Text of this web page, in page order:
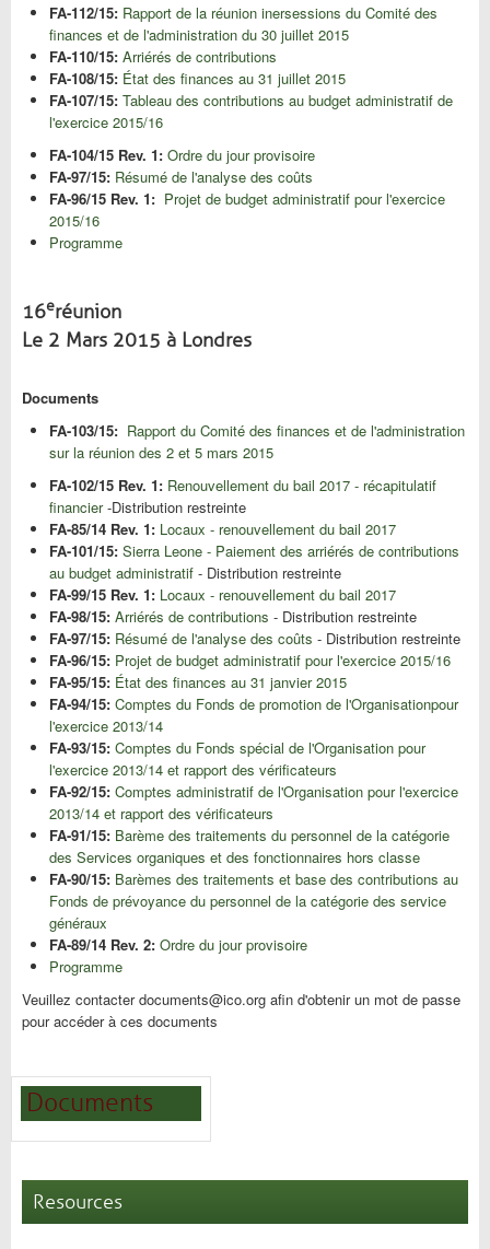
FA-112/15: Rapport de la réunion inersessions du Comité des
finances et de l'administration du 30 juillet 2015
FA-110/15: Arriérés de contributions
FA-108/15: État des finances au 31 juillet 2015
FA-107/15: Tableau des contributions au budget administratif de
l'exercice 2015/16
FA-104/15 Rev. 1: Ordre du jour provisoire
FA-97/15: Résumé de l'analyse des coûts
FA-96/15 Rev. 1: Projet de budget administratif pour l'exercice
2015/16
Programme
16eréunion
Le 2 Mars 2015 à Londres
Documents
FA-103/15: Rapport du Comité des finances et de l'administration
sur la réunion des 2 et 5 mars 2015
FA-102/15 Rev. 1: Renouvellement du bail 2017 - récapitulatif
financier-Distribution restreinte
FA-85/14 Rev. 1: Locaux - renouvellement du bail 2017
FA-101/15: Sierra Leone - Paiement des arriérés de contributions
au budget administratif - Distribution restreinte
FA-99/15 Rev. 1: Locaux - renouvellement du bail 2017
FA-98/15: Arriérés de contributions - Distribution restreinte
FA-97/15: Résumé de l'analyse des coûts - Distribution restreinte
FA-96/15: Projet de budget administratif pour l'exercice 2015/16
FA-95/15: État des finances au 31 janvier 2015
FA-94/15: Comptes du Fonds de promotion de l'Organisationpour
l'exercice 2013/14
FA-93/15: Comptes du Fonds spécial de l'Organisation pour
l'exercice 2013/14 et rapport des vérificateurs
FA-92/15: Comptes administratif de l'Organisation pour l'exercice
2013/14 et rapport des vérificateurs
FA-91/15: Barème des traitements du personnel de la catégorie
des Services organiques et des fonctionnaires hors classe
FA-90/15: Barèmes des traitements et base des contributions au
Fonds de prévoyance du personnel de la catégorie des service
généraux
FA-89/14 Rev. 2: Ordre du jour provisoire
Programme
Veuillez contacter documents@ico.org afin d'obtenir un mot de passe
pour accéder à ces documents
Documents
Resources